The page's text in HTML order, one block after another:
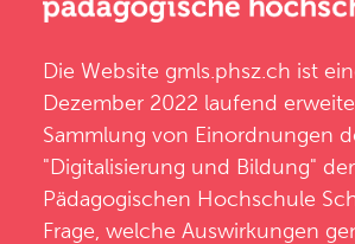
Die Website gmls.phsz.ch ist
Dezember 2022 laufend
Sammlung von Einordnungen
"Digitalisierung und Bildung" der
Pädagogischen Hochschule
Frage, welche Auswirkungen